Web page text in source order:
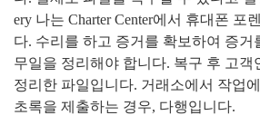
ery 나는 Charter Center에서 휴대폰 포
다. 수리를 하고 증거를 확보하여 증거
무일을 정리해야 합니다. 복구 후 고객
정리한 파일입니다. 거래소에서 작업
초록을 제출하는 경우, 다행입니다.